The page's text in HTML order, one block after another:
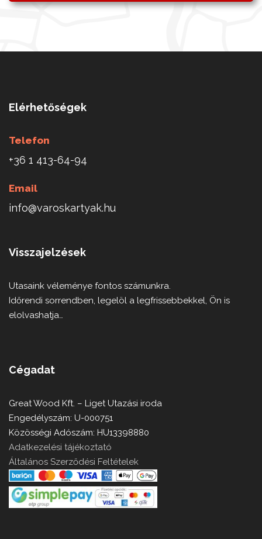
Elérhetőségek
Telefon
+36 1 413-64-94
Email
info@varoskartyak.hu
Visszajelzések
Utasaink véleménye fontos számunkra.
Időrendi sorrendben, legelöl a legfrissebbekkel, Ön is
elolvashatja…
Cégadat
Great Wood Kft. – Liget Utazási iroda
Engedélyszám: U-000751
Közösségi Adószám: HU13398880
Adatkezelési tájékoztató
Általános Szerződési Feltételek